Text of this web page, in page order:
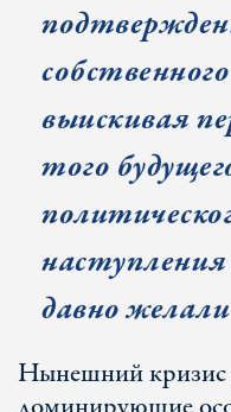
выискивая
того
давно желали
Нынешний кризис